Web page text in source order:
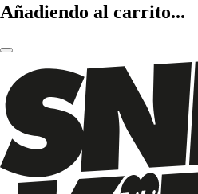
Añadiendo al carrito...